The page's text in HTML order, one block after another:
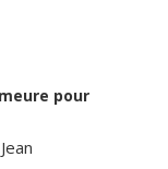
pour